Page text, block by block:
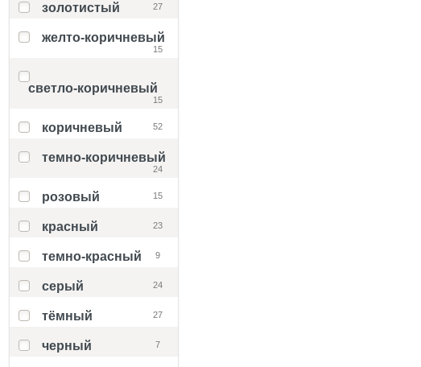
золотистый 27
желто-коричневый
15
светло-коричневый
15
коричневый 52
темно-коричневый
24
розовый 15
красный 23
темно-красный 9
серый 24
тёмный 27
черный 7